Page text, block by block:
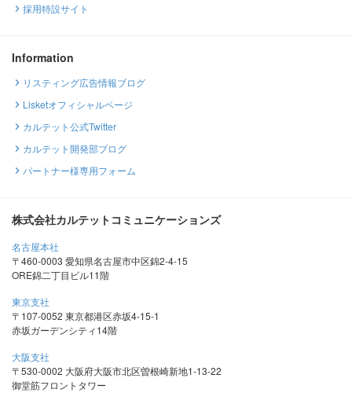
採用特設サイト
Information
リスティング広告情報ブログ
Lisketオフィシャルページ
カルテット公式Twitter
カルテット開発部ブログ
パートナー様専用フォーム
株式会社カルテットコミュニケーションズ
名古屋本社
〒460-0003 愛知県名古屋市中区錦2-4-15
ORE錦二丁目ビル11階
東京支社
〒107-0052 東京都港区赤坂4-15-1
赤坂ガーデンシティ14階
大阪支社
〒530-0002 大阪府大阪市北区曽根崎新地1-13-22
御堂筋フロントタワー